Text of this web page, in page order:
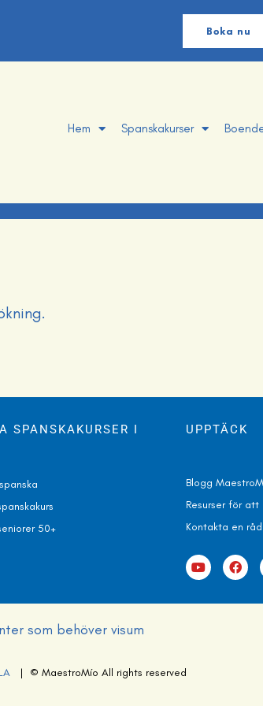
Boka nu
Hem Spanskakurser
SPANSKAKURSER I
50+
UPPTÄCK
Blogg
Resurser för
Kontakta en r
som behöver visum
| © MaestroMío All rights reserved